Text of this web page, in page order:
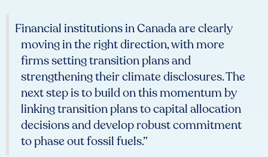
Financial institutions in Canada are clearly
moving in the right direction, with more
firms setting transition plans and
strengthening their climate disclosures. The
next step is to build on this momentum by
linking transition plans to capital allocation
decisions and develop robust commitment
to phase out fossil fuels.”